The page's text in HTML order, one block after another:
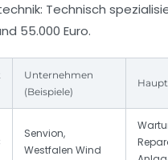
Technisch
55.000 Euro.
Unternehmen
(Beispiele)
Senvion,
Westfalen Wind